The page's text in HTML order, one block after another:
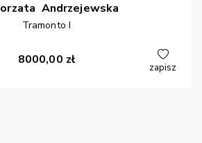
Andrzejewska
Tramonto I
8000,00 zł
zapisz